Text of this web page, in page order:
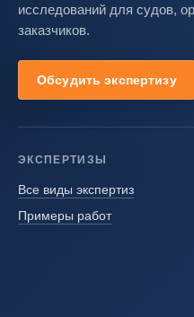
исследований для судов,
заказчиков.
Обсудить экспертизу
ЭКСПЕРТИЗЫ
Все виды экспертиз
Примеры работ